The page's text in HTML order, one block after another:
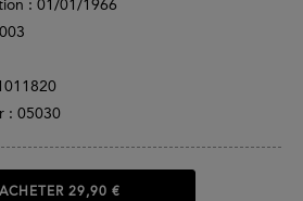
: 01/01/1966
: 05030
ACHETER 29,90 €